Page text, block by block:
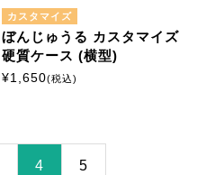
カスタマイズ
ぼんじゅうる カスタマイズ
硬質ケース (横型)
¥1,650(税込)
4 5